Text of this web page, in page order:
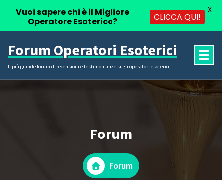
contenuto
Forum Operatori Esoterici
Il più grande forum di recensioni e testimonianze sugli operatori esoterici
Forum
Forum
Vuoi sapere chi è il Migliore
Operatore Esoterico?
CLICCA QUI!
X